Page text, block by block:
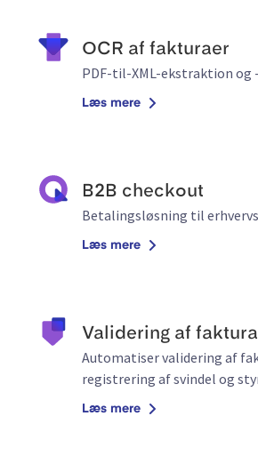
OCR af fakturaer
PDF-til-XML-ekstraktion og
Læs mere
B2B checkout
Betalingsløsning til
Læs mere
Validering af
Automatiser validering af
registrering af svindel og
Læs mere